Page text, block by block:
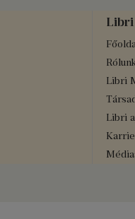
Libri
Libri
Libri